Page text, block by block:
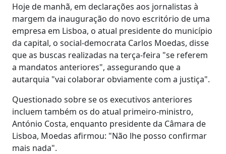
Hoje de manhã, em declarações aos jornalistas à
margem da inauguração do novo escritório de uma
empresa em Lisboa, o atual presidente do município
da capital, o social-democrata Carlos Moedas, disse
que as buscas realizadas na terça-feira "se referem
a mandatos anteriores", assegurando que a
autarquia "vai colaborar obviamente com a justiça".
Questionado sobre se os executivos anteriores
incluem também os do atual primeiro-ministro,
António Costa, enquanto presidente da Câmara de
Lisboa, Moedas afirmou: "Não lhe posso confirmar
mais nada".